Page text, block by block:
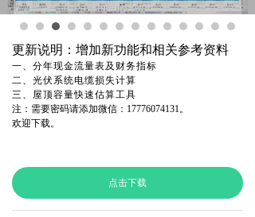
光伏工具箱
更新说明：增加新功能和相关参考资料
一、分年现金流量表及财务指标
二、光伏系统电缆损失计算
三、屋顶容量快速估算工具
注：需要密码请添加微信：17776074131。
欢迎下载。
点击下载